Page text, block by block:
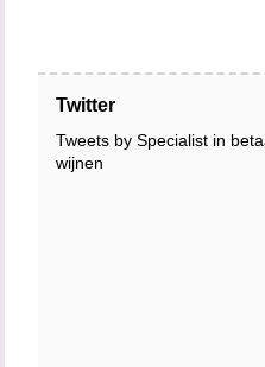
Twitter
Tweets by Specialist in
wijnen